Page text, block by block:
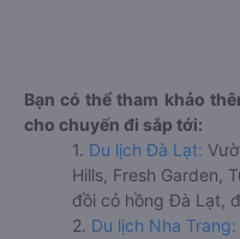
Bạn có thể tham khảo
cho chuyến đi sắp tới:
1. Du lịch Đà Lạt:
Hills, Fresh Garden,
đồi cỏ hồng Đà Lạt,
2. Du lịch Nha Trang: